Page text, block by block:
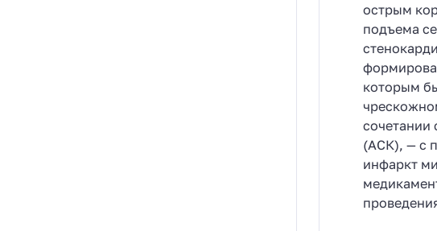
острым
подъема
которым
сочетании
(АСК), — с
инфаркт